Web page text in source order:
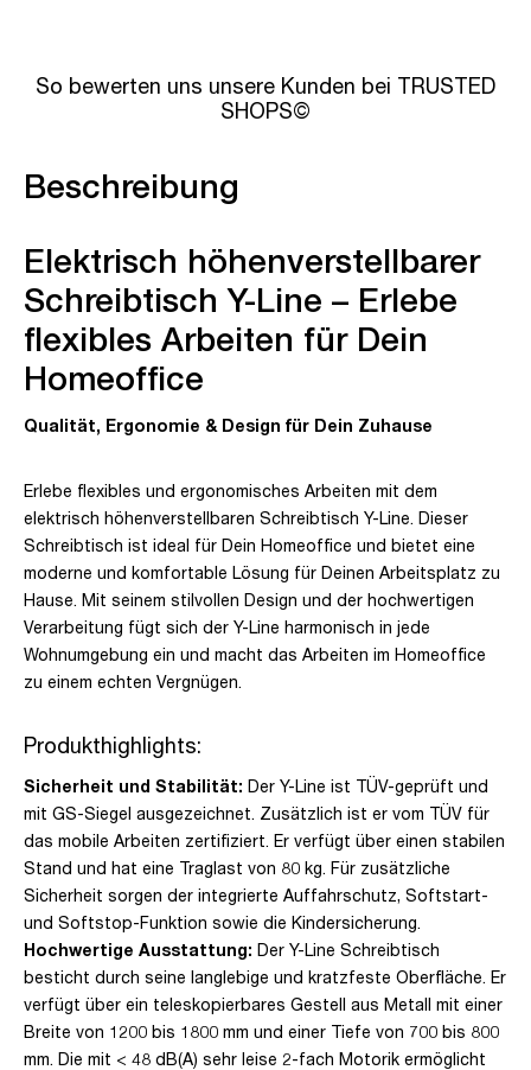
So bewerten uns unsere Kunden bei TRUSTED
SHOPS©
Beschreibung
Elektrisch höhenverstellbarer
Schreibtisch Y-Line – Erlebe
flexibles Arbeiten für Dein
Homeoffice
Qualität, Ergonomie & Design für Dein Zuhause
Erlebe flexibles und ergonomisches Arbeiten mit dem
elektrisch höhenverstellbaren Schreibtisch Y-Line. Dieser
Schreibtisch ist ideal für Dein Homeoffice und bietet eine
moderne und komfortable Lösung für Deinen Arbeitsplatz zu
Hause. Mit seinem stilvollen Design und der hochwertigen
Verarbeitung fügt sich der Y-Line harmonisch in jede
Wohnumgebung ein und macht das Arbeiten im Homeoffice
zu einem echten Vergnügen.
Produkthighlights:
Sicherheit und Stabilität: Der Y-Line ist TÜV-geprüft und
mit GS-Siegel ausgezeichnet. Zusätzlich ist er vom TÜV für
das mobile Arbeiten zertifiziert. Er verfügt über einen stabilen
Stand und hat eine Traglast von 80 kg. Für zusätzliche
Sicherheit sorgen der integrierte Auffahrschutz, Softstart-
und Softstop-Funktion sowie die Kindersicherung.
Hochwertige Ausstattung: Der Y-Line Schreibtisch
besticht durch seine langlebige und kratzfeste Oberfläche. Er
verfügt über ein teleskopierbares Gestell aus Metall mit einer
Breite von 1200 bis 1800 mm und einer Tiefe von 700 bis 800
mm. Die mit < 48 dB(A) sehr leise 2-fach Motorik ermöglicht